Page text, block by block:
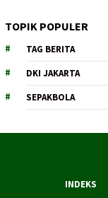
TOPIK POPULER
TAG BERITA
DKI JAKARTA
SEPAKBOLA
INDEKS